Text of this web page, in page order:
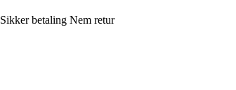
Sikker betaling Nem retur